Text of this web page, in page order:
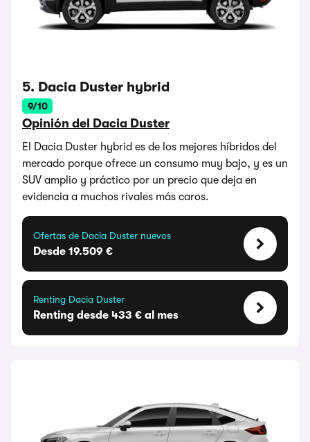
5. Dacia Duster hybrid
9/10
Opinión del Dacia Duster
El Dacia Duster hybrid es de los mejores híbridos del
mercado porque ofrece un consumo muy bajo, y es un
SUV amplio y práctico por un precio que deja en
evidencia a muchos rivales más caros.
Ofertas de Dacia Duster nuevos
Desde 19.509 €
Renting Dacia Duster
Renting desde 433 € al mes